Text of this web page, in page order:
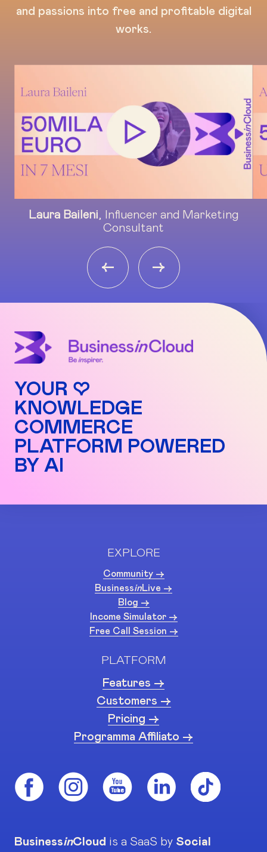
and passions into free and profitable digital
works.
Laura Baileni, Influencer and Marketing
Consultant
<- ->
YOUR ♡
KNOWLEDGE
COMMERCE
PLATFORM POWERED
BY AI
EXPLORE
Community ->
BusinessinLive ->
Blog ->
Income Simulator ->
Free Call Session ->
PLATFORM
Features ->
Customers ->
Pricing ->
Programma Affiliato ->
BusinessinCloud is a SaaS by Social